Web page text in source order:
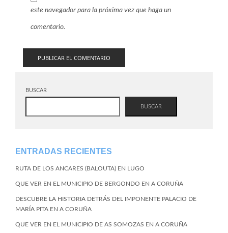
este navegador para la próxima vez que haga un
comentario.
BUSCAR
BUSCAR
ENTRADAS RECIENTES
RUTA DE LOS ANCARES (BALOUTA) EN LUGO
QUE VER EN EL MUNICIPIO DE BERGONDO EN A CORUÑA
DESCUBRE LA HISTORIA DETRÁS DEL IMPONENTE PALACIO DE
MARÍA PITA EN A CORUÑA
QUE VER EN EL MUNICIPIO DE AS SOMOZAS EN A CORUÑA